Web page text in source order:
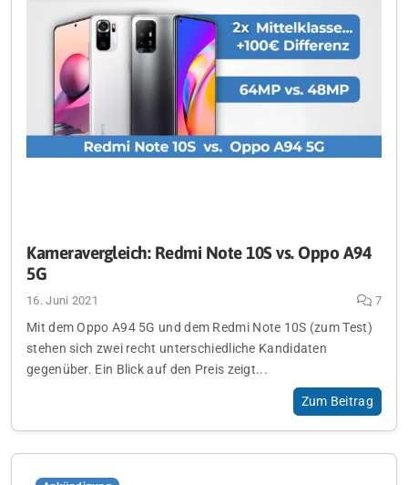
Kameravergleich: Redmi Note 10S vs. Oppo A94
5G
16. Juni 2021 7
Mit dem Oppo A94 5G und dem Redmi Note 10S (zum Test)
stehen sich zwei recht unterschiedliche Kandidaten
gegenüber. Ein Blick auf den Preis zeigt...
Zum Beitrag